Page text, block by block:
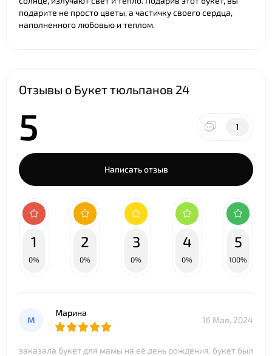
подарите не просто цветы, а частичку своего сердца,
наполненного любовью и теплом.
Отзывы о Букет тюльпанов 24
5 1
Написать отзыв
1
0%
2
0%
3
0%
4
0%
5
100%
М
Марина
16 Мая, 2024
заказала букет для мамы на её день рождения. букет был